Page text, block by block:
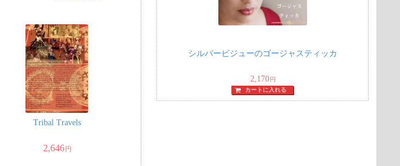
Tribal Travels
2,646円
シルバービジューのゴージャスティッカ
2,170 円
カートに入れる